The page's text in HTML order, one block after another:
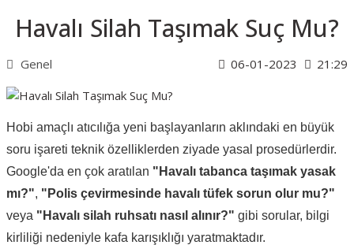
Havalı Silah Taşımak Suç Mu?
Genel 06-01-2023 21:29
Hobi amaçlı atıcılığa yeni başlayanların aklındaki en büyük
soru işareti teknik özelliklerden ziyade yasal prosedürlerdir.
Google'da en çok aratılan "Havalı tabanca taşımak yasak
mı?", "Polis çevirmesinde havalı tüfek sorun olur mu?"
veya "Havalı silah ruhsatı nasıl alınır?" gibi sorular, bilgi
kirliliği nedeniyle kafa karışıklığı yaratmaktadır.